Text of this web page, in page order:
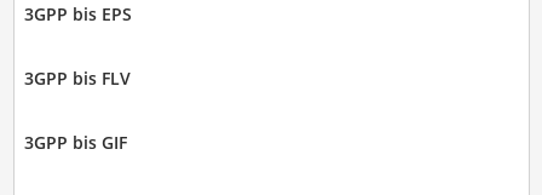
3GPP bis EPS
3GPP bis FLV
3GPP bis GIF